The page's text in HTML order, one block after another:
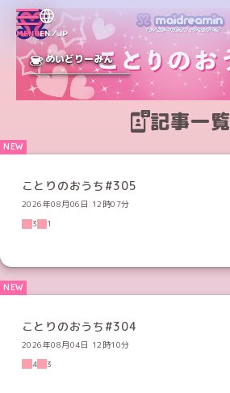
MENUEN／JP
めいどりーみん
記事一覧
ことりのおうち#305
2026年08月06日 12時07分
3
1
ことりのおうち#304
2026年08月04日 12時10分
4
3